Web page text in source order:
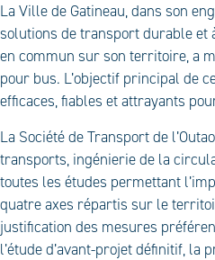
La Ville de Gatineau, dans son
solutions de transport durable et
en commun sur son territoire, a
pour bus. L’objectif principal de
efficaces, fiables et attrayants
La Société de Transport de
transports, ingénierie de la
toutes les études permettant
quatre axes répartis sur le
justification des mesures
l’étude d’avant-projet définitif,